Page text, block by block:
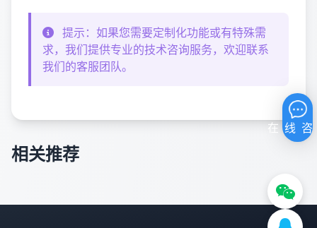
提示：如果您需要定制化功能或有特殊需
求，我们提供专业的技术咨询服务，欢迎联系
我们的客服团队。
相关推荐